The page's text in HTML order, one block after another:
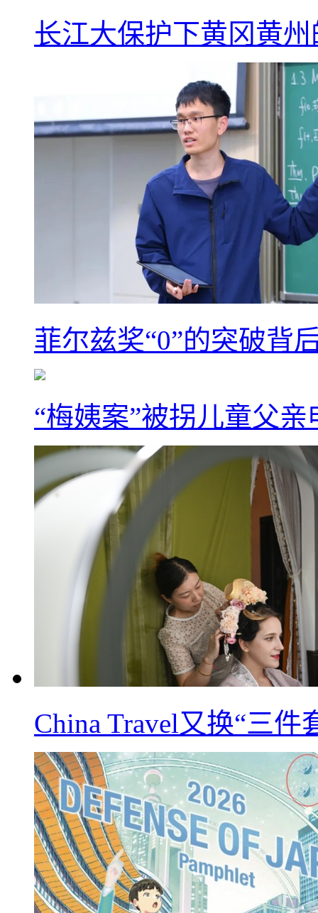
长江大保护下黄冈黄
菲尔兹奖“0”的突破背
“梅姨案”被拐儿童父
China Travel又换“三